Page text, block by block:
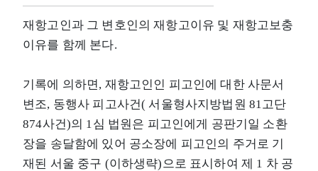
재항고인과 그 변호인의 재항고이유 및 재항고보충
이유를 함께 본다.
기록에 의하면, 재항고인인 피고인에 대한 사문서
변조, 동행사 피고사건( 서울형사지방법원 81고단
874사건)의 1심 법원은 피고인에게 공판기일 소환
장을 송달함에 있어 공소장에 피고인의 주거로 기
재된 서울 중구 (이하생략)으로 표시하여 제 1 차 공